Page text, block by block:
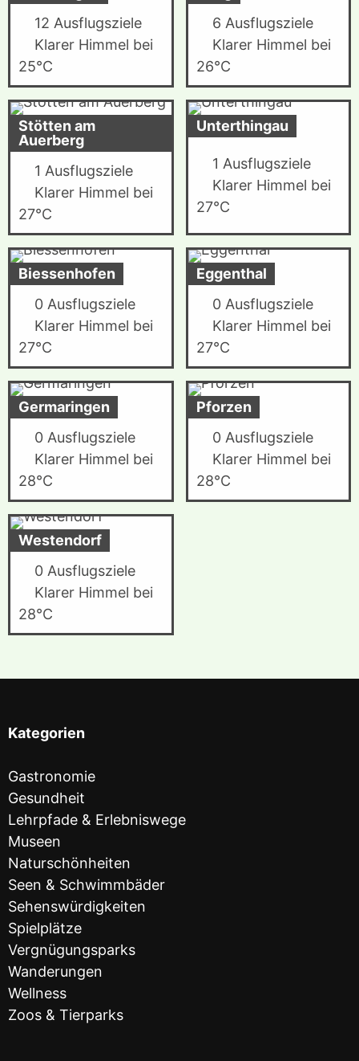
Biessenhofen
0 Ausflugsziele
Klarer Himmel bei
27°C
Eggenthal
0 Ausflugsziele
Klarer Himmel bei
27°C
Germaringen
0 Ausflugsziele
Klarer Himmel bei
28°C
Pforzen
0 Ausflugsziele
Klarer Himmel bei
28°C
12 Ausflugsziele
Klarer Himmel bei
25°C
6 Ausflugsziele
Klarer Himmel bei
26°C
Stötten am
Auerberg
1 Ausflugsziele
Klarer Himmel bei
27°C
Unterthingau
1 Ausflugsziele
Klarer Himmel bei
27°C
Westendorf
0 Ausflugsziele
Klarer Himmel bei
28°C
Kategorien
Gastronomie
Gesundheit
Lehrpfade & Erlebniswege
Museen
Naturschönheiten
Seen & Schwimmbäder
Sehenswürdigkeiten
Spielplätze
Vergnügungsparks
Wanderungen
Wellness
Zoos & Tierparks